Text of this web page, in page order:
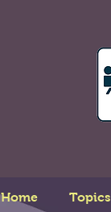
Home Topics